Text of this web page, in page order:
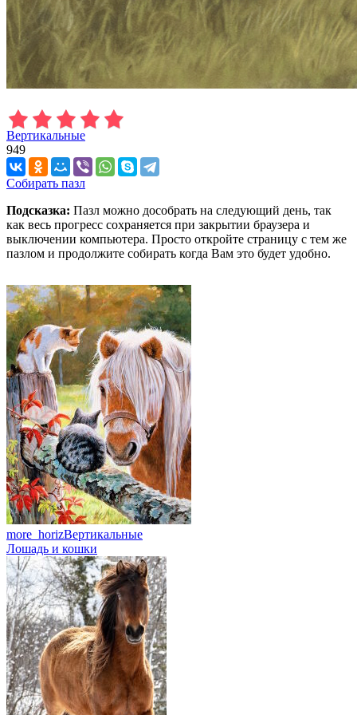
Вертикальные
949
Собирать пазл
Подсказка: Пазл можно дособрать на следующий день, так
как весь прогресс сохраняется при закрытии браузера и
выключении компьютера. Просто откройте страницу с тем же
пазлом и продолжите собирать когда Вам это будет удобно.
more_horizВертикальные
Лошадь и кошки